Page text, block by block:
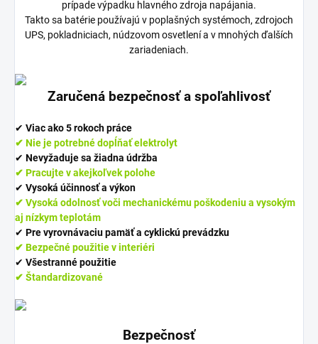
prípade výpadku hlavného zdroja napájania.
Takto sa batérie používajú v poplašných systémoch, zdrojoch
UPS, pokladniciach, núdzovom osvetlení a v mnohých ďalších
zariadeniach.
Zaručená bezpečnosť a spoľahlivosť
✔︎ Viac ako 5 rokoch práce
✔︎ Nie je potrebné dopĺňať elektrolyt
✔︎ Nevyžaduje sa žiadna údržba
✔︎ Pracujte v akejkoľvek polohe
✔︎ Vysoká účinnosť a výkon
✔︎ Vysoká odolnosť voči mechanickému poškodeniu a vysokým
aj nízkym teplotám
✔︎ Pre vyrovnávaciu pamäť a cyklickú prevádzku
✔︎ Bezpečné použitie v interiéri
✔︎ Všestranné použitie
✔︎ Štandardizované
Bezpečnosť